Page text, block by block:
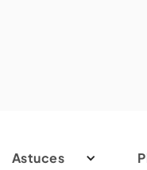
Astuces